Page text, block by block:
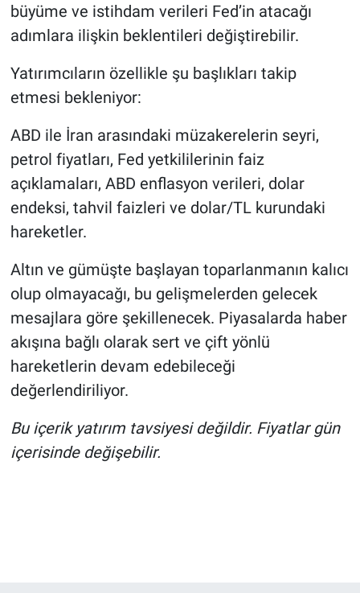
büyüme ve istihdam verileri Fed’in atacağı
adımlara ilişkin beklentileri değiştirebilir.
Yatırımcıların özellikle şu başlıkları takip
etmesi bekleniyor:
ABD ile İran arasındaki müzakerelerin seyri,
petrol fiyatları, Fed yetkililerinin faiz
açıklamaları, ABD enflasyon verileri, dolar
endeksi, tahvil faizleri ve dolar/TL kurundaki
hareketler.
Altın ve gümüşte başlayan toparlanmanın kalıcı
olup olmayacağı, bu gelişmelerden gelecek
mesajlara göre şekillenecek. Piyasalarda haber
akışına bağlı olarak sert ve çift yönlü
hareketlerin devam edebileceği
değerlendiriliyor.
Bu içerik yatırım tavsiyesi değildir. Fiyatlar gün
içerisinde değişebilir.